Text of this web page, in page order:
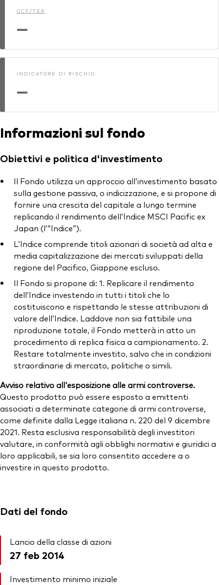
OCF/TER
—
INDICATORE DI RISCHIO
—
Informazioni sul fondo
Obiettivi e politica d'investimento
Il Fondo utilizza un approccio all’investimento basato
sulla gestione passiva, o indicizzazione, e si propone di
fornire una crescita del capitale a lungo termine
replicando il rendimento dell’Indice MSCI Pacific ex
Japan (l’“Indice”).
L’Indice comprende titoli azionari di società ad alta e
media capitalizzazione dei mercati sviluppati della
regione del Pacifico, Giappone escluso.
Il Fondo si propone di: 1. Replicare il rendimento
dell’Indice investendo in tutti i titoli che lo
costituiscono e rispettando le stesse attribuzioni di
valore dell’Indice. Laddove non sia fattibile una
riproduzione totale, il Fondo metterà in atto un
procedimento di replica fisica a campionamento. 2.
Restare totalmente investito, salvo che in condizioni
straordinarie di mercato, politiche o simili.
Avviso relativo all'esposizione alle armi controverse.
Questo prodotto può essere esposto a emittenti
associati a determinate categorie di armi controverse,
come definite dalla Legge italiana n. 220 del 9 dicembre
2021. Resta esclusiva responsabilità degli investitori
valutare, in conformità agli obblighi normativi e giuridici a
loro applicabili, se sia loro consentito accedere a o
investire in questo prodotto.
Dati del fondo
Lancio della classe di azioni
27 feb 2014
Investimento minimo iniziale